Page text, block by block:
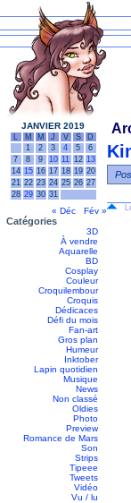
JANVIER 2019
L M M J V S
D
1
2 3 4 5
6
7
8 9 10 11 12 13
14 15 16 17 18 19 20
21 22 23 24 25 26 27
28 29 30 31
« Déc Fév »
Catégories
3D
À vendre
Aquarelle
BD
Cosplay
Couleur
Croquilembour
Croquis
Dédicaces
Défi du mois
Fan-art
Gros plan
Humeur
Inktober
Lapin quotidien
Musique
News
Non classé
Oldies
Photo
Preview
Romance de Mars
Son
Strips
Tipeee
Tweets
Vidéo
Vu / lu